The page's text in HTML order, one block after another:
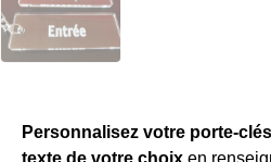
Personnalisez votre porte-
texte de votre choix en